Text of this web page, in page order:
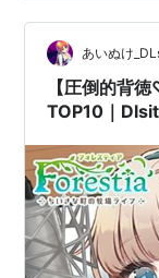
あいぬけ
【圧倒的背
TOP10｜